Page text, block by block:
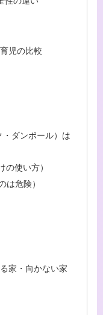
児の比較
ダンボール）は
使い方）
は危険）
家・向かない家